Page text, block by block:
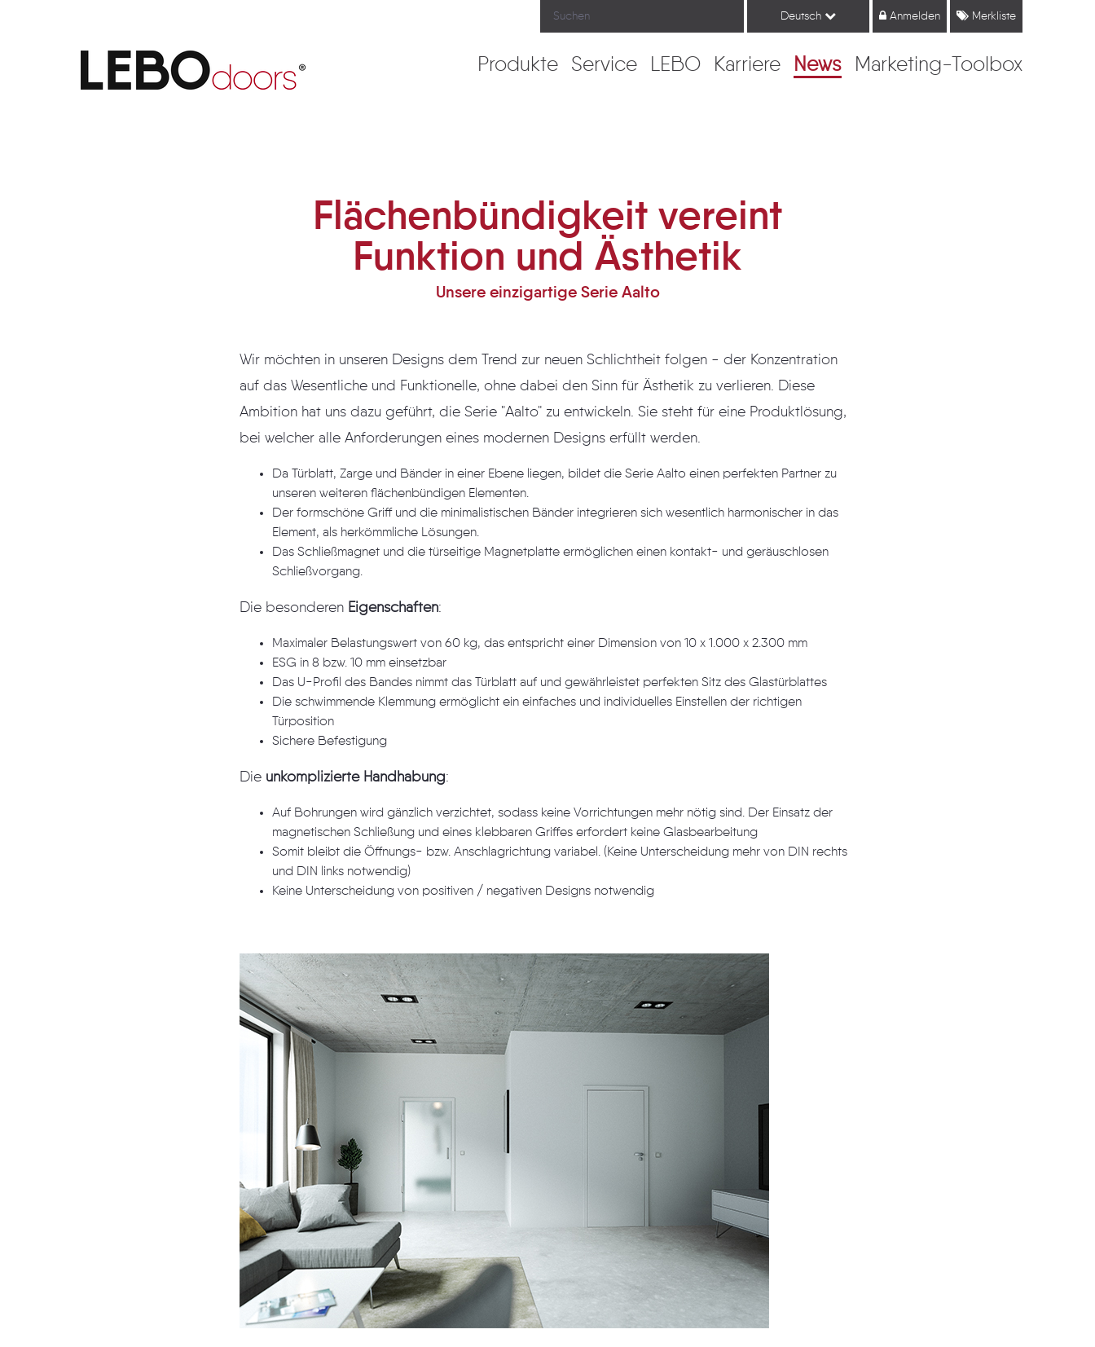
Deutsch Anmelden Merkliste
Produkte Service LEBO Karriere News Marketing-Toolbox
Flächenbündigkeit vereint
Funktion und Ästhetik
Unsere einzigartige Serie Aalto
Wir möchten in unseren Designs dem Trend zur neuen Schlichtheit folgen - der Konzentration
auf das Wesentliche und Funktionelle, ohne dabei den Sinn für Ästhetik zu verlieren. Diese
Ambition hat uns dazu geführt, die Serie "Aalto" zu entwickeln. Sie steht für eine Produktlösung,
bei welcher alle Anforderungen eines modernen Designs erfüllt werden.
Da Türblatt, Zarge und Bänder in einer Ebene liegen, bildet die Serie Aalto einen perfekten Partner zu
unseren weiteren flächenbündigen Elementen.
Der formschöne Griff und die minimalistischen Bänder integrieren sich wesentlich harmonischer in das
Element, als herkömmliche Lösungen.
Das Schließmagnet und die türseitige Magnetplatte ermöglichen einen kontakt- und geräuschlosen
Schließvorgang.
Die besonderen Eigenschaften:
Maximaler Belastungswert von 60 kg, das entspricht einer Dimension von 10 x 1.000 x 2.300 mm
ESG in 8 bzw. 10 mm einsetzbar
Das U-Profil des Bandes nimmt das Türblatt auf und gewährleistet perfekten Sitz des Glastürblattes
Die schwimmende Klemmung ermöglicht ein einfaches und individuelles Einstellen der richtigen
Türposition
Sichere Befestigung
Die unkomplizierte Handhabung:
Auf Bohrungen wird gänzlich verzichtet, sodass keine Vorrichtungen mehr nötig sind. Der Einsatz der
magnetischen Schließung und eines klebbaren Griffes erfordert keine Glasbearbeitung
Somit bleibt die Öffnungs- bzw. Anschlagrichtung variabel. (Keine Unterscheidung mehr von DIN rechts
und DIN links notwendig)
Keine Unterscheidung von positiven / negativen Designs notwendig